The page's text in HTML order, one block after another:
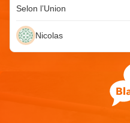
Selon l’Union
Nicolas